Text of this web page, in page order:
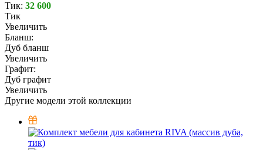
Тик: 32 600
Тик
Увеличить
Бланш:
Дуб бланш
Увеличить
Графит:
Дуб графит
Увеличить
Другие модели этой коллекции